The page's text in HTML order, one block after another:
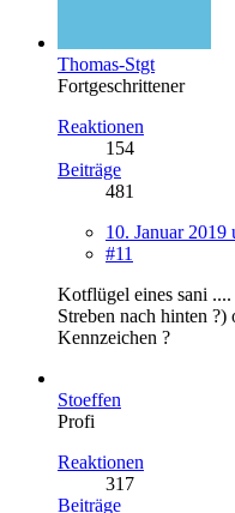
Thomas-Stgt
Fortgeschrittener
Reaktionen
154
Beiträge
481
10. Januar 2019
#11
Kotflügel eines sani
Streben nach hinten
Kennzeichen ?
Stoeffen
Profi
Reaktionen
317
Beiträge